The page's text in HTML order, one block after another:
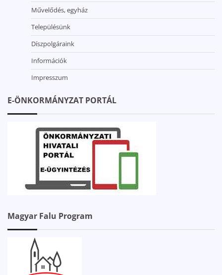
Művelődés, egyház
Településünk
Díszpolgáraink
Információk
Impresszum
E-ÖNKORMÁNYZAT PORTÁL
Magyar Falu Program